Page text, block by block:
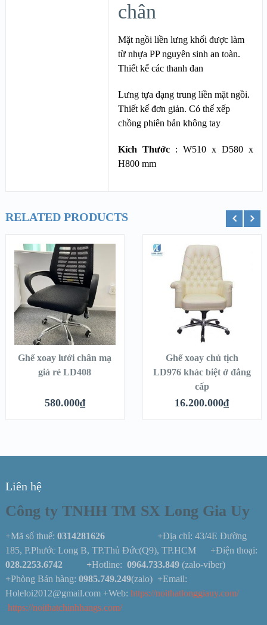
chân
Mặt ngồi liền lưng khối được làm
từ nhựa PP nguyên sinh an toàn.
Thiết kế các thanh đan
Lưng tựa dạng trung liền mặt ngồi.
Thiết kế đơn giản. Có thể xếp
chồng phiên bản không tay
Kích Thước : W510 x D580 x
H800 mm
RELATED PRODUCTS
Ghế xoay lưới chân mạ
giá rẻ LD408
580.000₫
Ghế xoay chủ tịch
LD976 khác biệt ở đẳng
cấp
16.200.000₫
Thêm vào giỏ hàng
Liên hệ
Công ty TNHH TM SX Long Gia Uy
+Mã số thuế: 0314281626 +Địa chỉ: 43/4E Đường
185, P.Phước Long B, TP.Thủ Đức(Q9), TP.HCM +Điện thoại:
028.2253.6742 +Hotline: 0964.733.849 (zalo-viber)
+Phòng Bán hàng: 0985.749.249(zalo) +Email:
Holeloi2012@gmail.com +Web: https://noithatlonggiauy.com/
https://noithatchinhhangs.com/